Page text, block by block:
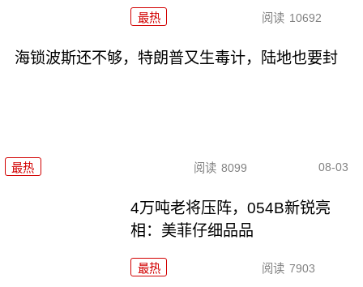
最热 阅读 10692
海锁波斯还不够，特朗普又生毒计，陆地也要封
最热 阅读 8099 08-03
4万吨老将压阵，054B新锐亮
相：美菲仔细品品
最热 阅读 7903